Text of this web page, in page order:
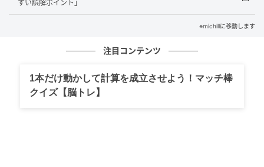
る
空気を和らげる不思議な魅力の持ち主。自分では特別
なことをしているつもりはなくても、あなたの存在が
周囲に安心感を与えています。話を聞く姿勢や表情、
すい誤解ポイント」
※michillに移動します
注目コンテンツ
1本だけ動かして計算を成立させよう！マッチ棒
クイズ【脳トレ】